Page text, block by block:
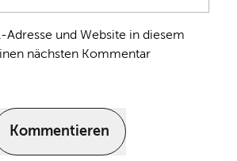
Adresse und Website in diesem
nächsten Kommentar
Kommentieren